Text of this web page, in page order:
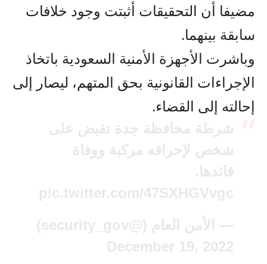
مضيفا أن التحقيقات أثبتت وجود خلافات
سابقة بينهما.
وباشرت الأجهزة الأمنية السعودية باتخاذ
الإجراءات القانونية بحق المتهم، ليصار إلى
إحالته إلى القضاء.